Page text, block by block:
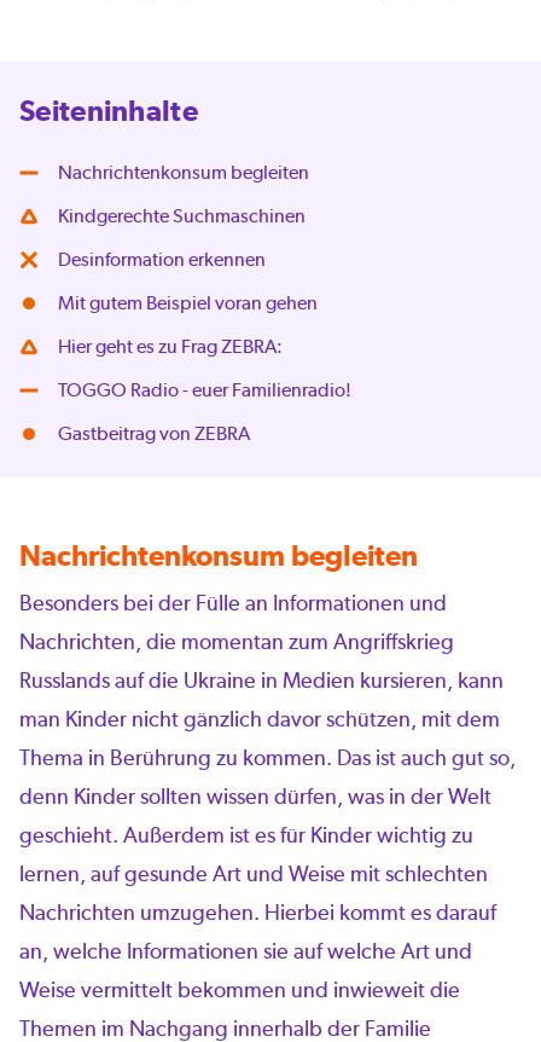
Seiteninhalte
Nachrichtenkonsum begleiten
Kindgerechte Suchmaschinen
Desinformation erkennen
Mit gutem Beispiel voran gehen
Hier geht es zu Frag ZEBRA:
TOGGO Radio - euer Familienradio!
Gastbeitrag von ZEBRA
Nachrichtenkonsum begleiten
Besonders bei der Fülle an Informationen und
Nachrichten, die momentan zum Angriffskrieg
Russlands auf die Ukraine in Medien kursieren, kann
man Kinder nicht gänzlich davor schützen, mit dem
Thema in Berührung zu kommen. Das ist auch gut so,
denn Kinder sollten wissen dürfen, was in der Welt
geschieht. Außerdem ist es für Kinder wichtig zu
lernen, auf gesunde Art und Weise mit schlechten
Nachrichten umzugehen. Hierbei kommt es darauf
an, welche Informationen sie auf welche Art und
Weise vermittelt bekommen und inwieweit die
Themen im Nachgang innerhalb der Familie